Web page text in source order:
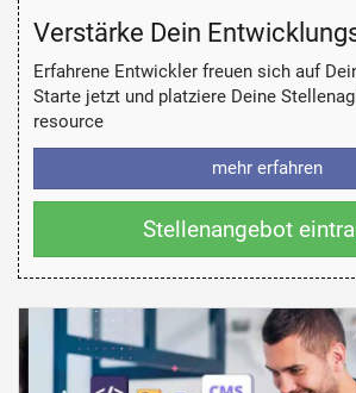
Verstärke Dein
Erfahrene Entwickler freuen sich auf
Starte jetzt und platziere Deine
resource
mehr erfahren
Stellenangebot